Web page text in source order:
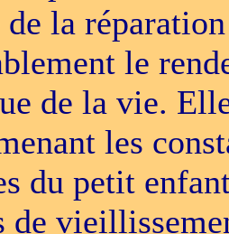
la
le
de la vie.
les
du petit
de